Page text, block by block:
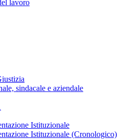
lavoro
sindacale e aziendale
Istituzionale
Istituzionale (Cronologico)